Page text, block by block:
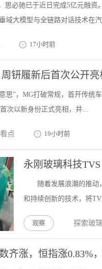
思必驰已于近日完成5亿元融
域大模型与全链路对话技术在
17小时前
钘履新后首次公开亮
思”，MG打破常规，首开传统
次以新身份正式亮相，并...
点 19小时前
永刚玻璃科技
随着发展浪潮的推
和持续创新的技术，将
观察 探索玻
齐涨，恒指涨0.83%